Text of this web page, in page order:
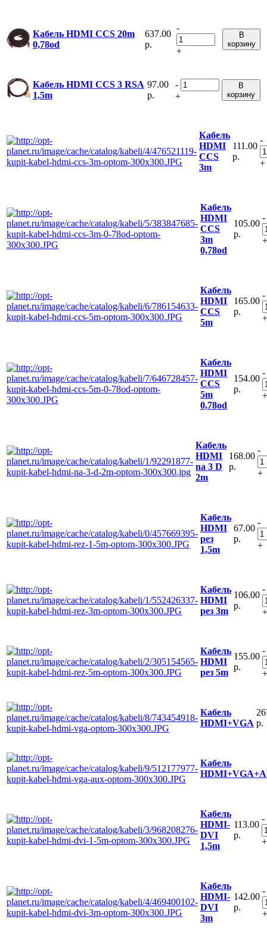
Кабель HDMI CCS 20m
0,78od
637.00
р.
-
+
В
корзину
Кабель HDMI CCS 3 RSA
1,5m
97.00
р.
-
+
В
корзину
Кабель
HDMI
CCS
3m
111.00
р.
-
+
Кабель
HDMI
CCS
3m
0,78od
105.00
р.
-
+
Кабель
HDMI
CCS
5m
165.00
р.
-
+
Кабель
HDMI
CCS
5m
0,78od
154.00
р.
-
+
Кабель
HDMI
na 3 D
2m
168.00
р.
-
+
Кабель
HDMI
рез
1,5m
67.00
р.
-
+
Кабель
HDMI
рез 3m
106.00
р.
-
+
Кабель
HDMI
рез 5m
155.00
р.
-
+
Кабель
HDMI+VGA р.
Кабель
Кабель
HDMI-
DVI
1,5m
113.00
р.
-
+
Кабель
HDMI-
DVI
3m
142.00
р.
-
+